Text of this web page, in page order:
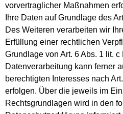
vorvertraglicher Maßnahmen
Ihre Daten auf Grundlage des
Des Weiteren verarbeiten wir
Erfüllung einer rechtlichen
Grundlage von Art. 6 Abs. 1 lit.
Datenverarbeitung kann ferner
berechtigten Interesses nach
erfolgen. Über die jeweils im
Rechtsgrundlagen wird in den